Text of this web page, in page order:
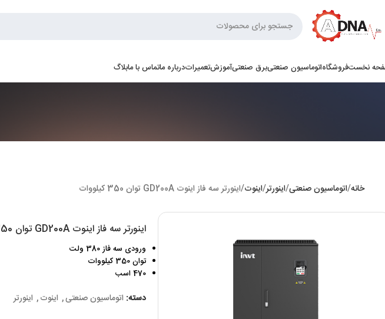
نخستفروشگاهاتوماسیون صنعتیبرق صنعتیآموزشتعمیراتدرباره ماتماس با مابلاگ
خانه اتوماسیون صنعتی اینورتر اینوت اینورتر سه فاز اینوت GD200A توان 350 کیلووات
اینورتر سه فاز اینوت GD200A توان 350 کیلووات
ورودی سه فاز 380 ولت
توان 350 کیلووات
470 اسب
دسته: اتوماسیون صنعتی, اینوت, اینورتر